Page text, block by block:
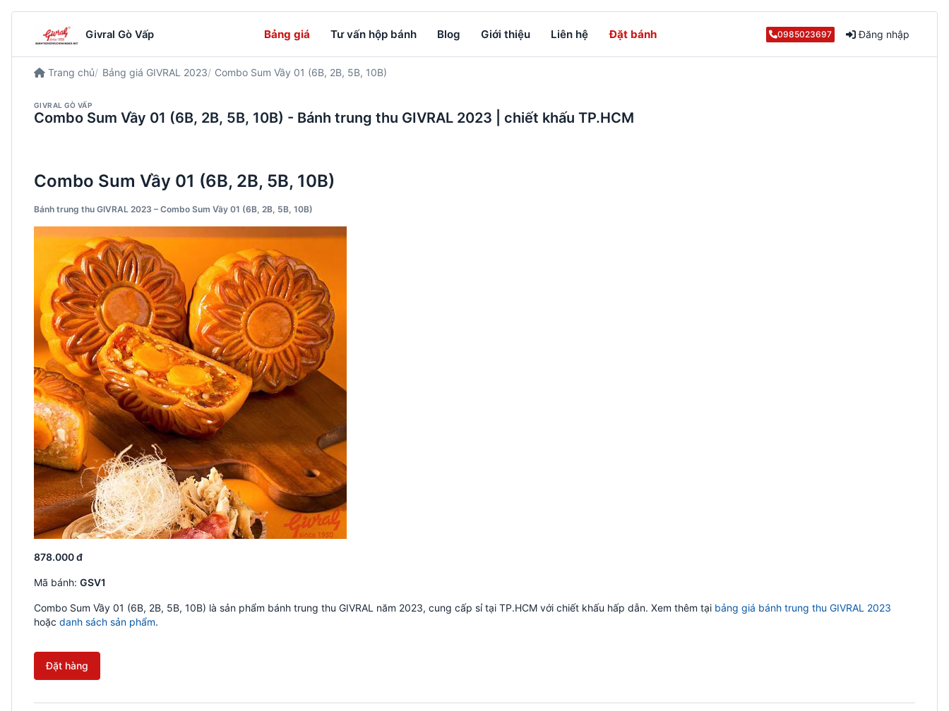
Givral Gò Vấp 0985023697 Đăng nhập
Bảng giá Tư vấn hộp bánh Blog Giới thiệu Liên hệ Đặt bánh
Trang chủ Bảng giá GIVRAL 2023 Combo Sum Vầy 01 (6B, 2B, 5B, 10B)
GIVRAL GÒ VẤP
Combo Sum Vầy 01 (6B, 2B, 5B, 10B) - Bánh trung thu GIVRAL 2023 | chiết khấu TP.HCM
Combo Sum Vầy 01 (6B, 2B, 5B, 10B)
Bánh trung thu GIVRAL 2023 – Combo Sum Vầy 01 (6B, 2B, 5B, 10B)
878.000 đ
Mã bánh: GSV1
Combo Sum Vầy 01 (6B, 2B, 5B, 10B) là sản phẩm bánh trung thu GIVRAL năm 2023, cung cấp sỉ tại TP.HCM với chiết khấu hấp dẫn. Xem thêm tại bảng giá bánh trung thu GIVRAL 2023
hoặc danh sách sản phẩm.
Đặt hàng